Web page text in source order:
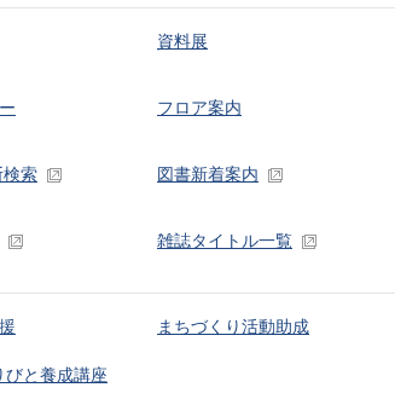
資料展
フロア案内
検索 図書新着案内
雑誌タイトル一覧
びと養成講座
まちづくり活動助成